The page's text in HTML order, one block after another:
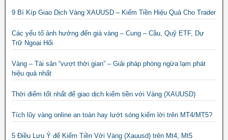
9 Bí Kíp Giao Dịch Vàng XAUUSD – Kiếm Tiền Hiệu Quả Cho Trader
Các yếu tố ảnh hưởng đến giá vàng – Cung – Cầu, Quỹ ETF, Dự
Trữ Ngoại Hối
Vàng – Tài sản “vượt thời gian” – Giải pháp phòng ngừa lạm phát
hiệu quả nhất
Thời điểm tốt nhất để giao dịch kiếm tiền với Vàng (XAUUSD)
Tích lũy vàng online an toàn hay lướt sóng kiếm lời trên MT4/MT5?
5 Điều Lưu Ý để Kiếm Tiền Với Vàng (Xauusd) trên Mt4, Mt5